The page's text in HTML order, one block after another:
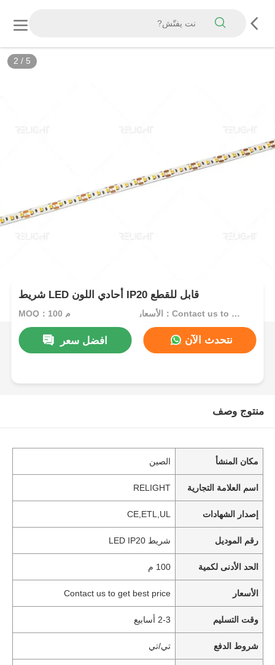
2 / 5
شريط LED أحادي اللون IP20 قابل للقطع
MOQ：100 م الأسعار：Contact us to get best price
افضل سعر نتحدث الآن
منتوج وصف
مكان المنشأ الصين
اسم العلامة التجارية RELIGHT
إصدار الشهادات CE,ETL,UL
رقم الموديل شريط LED IP20
الحد الأدنى لكمية 100 م
الأسعار Contact us to get best price
وقت التسليم 2-3 أسابيع
شروط الدفع تي/تي